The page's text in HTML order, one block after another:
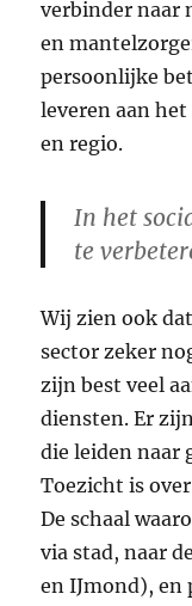
verbinder naar
en
persoonlijke
leveren aan het
en regio.
In het
te
Wij zien ook
sector zeker
zijn best veel
diensten. Er
die leiden naar
Toezicht is
De schaal
via stad, naar
en IJmond), en